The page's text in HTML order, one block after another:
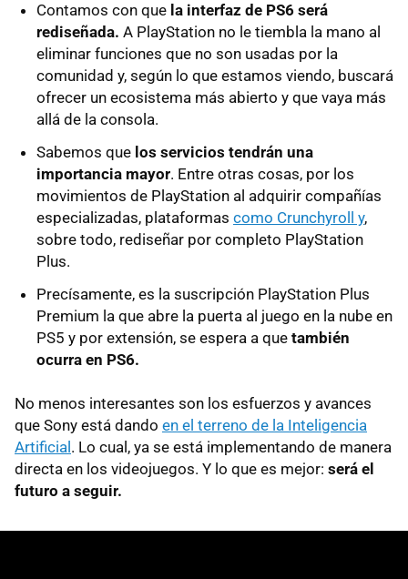
Contamos con que la interfaz de PS6 será
rediseñada. A PlayStation no le tiembla la mano al
eliminar funciones que no son usadas por la
comunidad y, según lo que estamos viendo, buscará
ofrecer un ecosistema más abierto y que vaya más
allá de la consola.
Sabemos que los servicios tendrán una
importancia mayor. Entre otras cosas, por los
movimientos de PlayStation al adquirir compañías
especializadas, plataformas como Crunchyroll y,
sobre todo, rediseñar por completo PlayStation
Plus.
Precísamente, es la suscripción PlayStation Plus
Premium la que abre la puerta al juego en la nube en
PS5 y por extensión, se espera a que también
ocurra en PS6.
No menos interesantes son los esfuerzos y avances
que Sony está dando en el terreno de la Inteligencia
Artificial. Lo cual, ya se está implementando de manera
directa en los videojuegos. Y lo que es mejor: será el
futuro a seguir.